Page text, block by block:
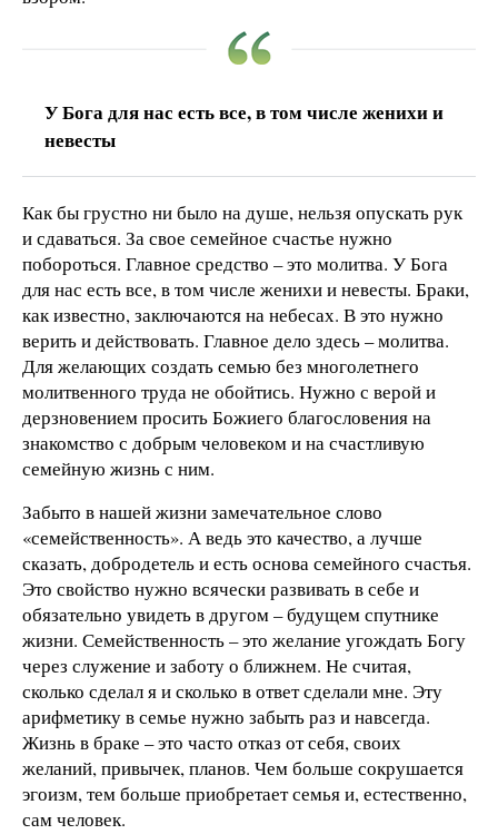
У Бога для нас есть все, в том числе женихи и
невесты
Как бы грустно ни было на душе, нельзя опускать рук
и сдаваться. За свое семейное счастье нужно
побороться. Главное средство – это молитва. У Бога
для нас есть все, в том числе женихи и невесты. Браки,
как известно, заключаются на небесах. В это нужно
верить и действовать. Главное дело здесь – молитва.
Для желающих создать семью без многолетнего
молитвенного труда не обойтись. Нужно с верой и
дерзновением просить Божиего благословения на
знакомство с добрым человеком и на счастливую
семейную жизнь с ним.
Забыто в нашей жизни замечательное слово
«семейственность». А ведь это качество, а лучше
сказать, добродетель и есть основа семейного счастья.
Это свойство нужно всячески развивать в себе и
обязательно увидеть в другом – будущем спутнике
жизни. Семейственность – это желание угождать Богу
через служение и заботу о ближнем. Не считая,
сколько сделал я и сколько в ответ сделали мне. Эту
арифметику в семье нужно забыть раз и навсегда.
Жизнь в браке – это часто отказ от себя, своих
желаний, привычек, планов. Чем больше сокрушается
эгоизм, тем больше приобретает семья и, естественно,
сам человек.